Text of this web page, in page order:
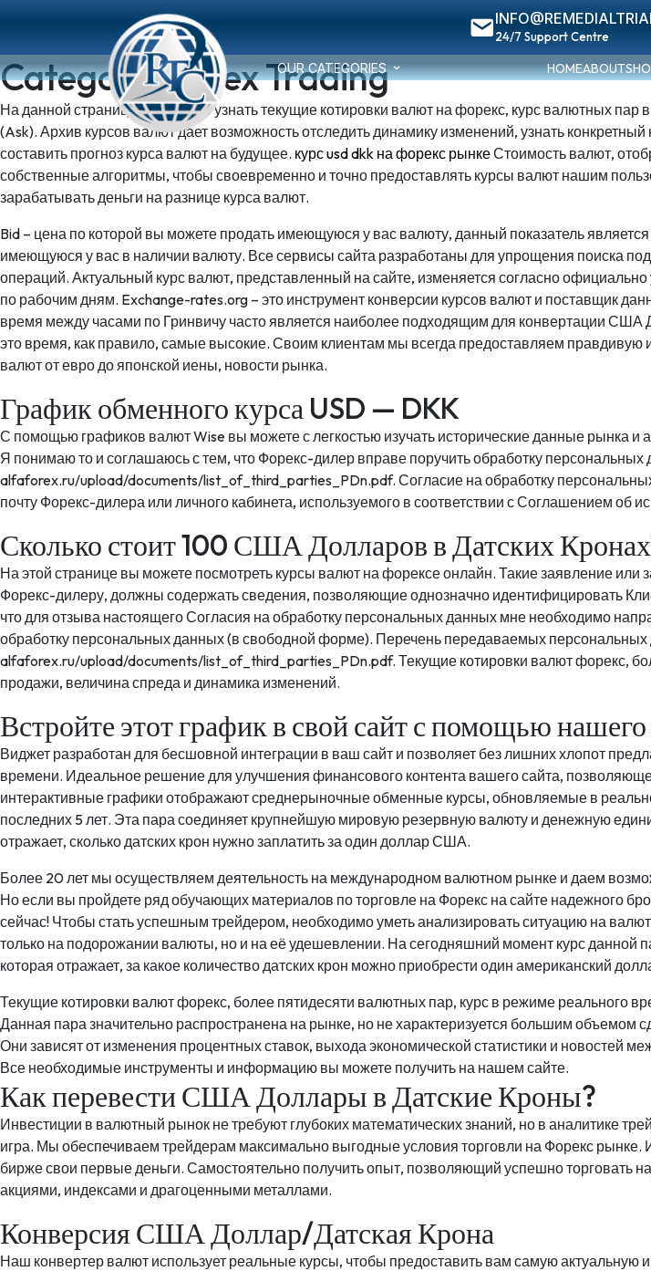
24/7 Support Centre
OUR CATEGORIES HOMEABOUT
Category:Forex Trading
На данной странице вы можете узнать текущие котировки валют на форекс, курс валютных
(Ask). Архив курсов валют дает возможность отследить динамику изменений, узнать
составить прогноз курса валют на будущее. курс usd dkk на форекс рынкеСтоимость валют,
собственные алгоритмы, чтобы своевременно и точно предоставлять курсы валют нашим
зарабатывать деньги на разнице курса валют.
Bid – цена по которой вы можете продать имеющуюся у вас валюту, данный показатель
имеющуюся у вас в наличии валюту. Все сервисы сайта разработаны для упрощения поиска
операций. Актуальный курс валют, представленный на сайте, изменяется согласно
по рабочим дням. Exchange-rates.org – это инструмент конверсии курсов валют и поставщик
время между часами по Гринвичу часто является наиболее подходящим для конвертации США
это время, как правило, самые высокие. Своим клиентам мы всегда предоставляем
валют от евро до японской иены, новости рынка.
График обменного курса USD — DKK
С помощью графиков валют Wise вы можете с легкостью изучать исторические данные рынка
Я понимаю то и соглашаюсь с тем, что Форекс-дилер вправе поручить обработку
alfaforex.ru/upload/documents/list_of_third_parties_PDn.pdf. Согласие на обработку
почту Форекс-дилера или личного кабинета, используемого в соответствии с Соглашением
Сколько стоит 100 США Долларов в Датских
На этой странице вы можете посмотреть курсы валют на форексе онлайн. Такие заявление
Форекс-дилеру, должны содержать сведения, позволяющие однозначно идентифицировать
что для отзыва настоящего Согласия на обработку персональных данных мне необходимо
обработку персональных данных (в свободной форме). Перечень передаваемых персональных
alfaforex.ru/upload/documents/list_of_third_parties_PDn.pdf. Текущие котировки валют форекс,
продажи, величина спреда и динамика изменений.
Встройте этот график в свой сайт с помощью
Виджет разработан для бесшовной интеграции в ваш сайт и позволяет без лишних хлопот
времени. Идеальное решение для улучшения финансового контента вашего сайта,
интерактивные графики отображают среднерыночные обменные курсы, обновляемые в
последних 5 лет. Эта пара соединяет крупнейшую мировую резервную валюту и денежную
отражает, сколько датских крон нужно заплатить за один доллар США.
Более 20 лет мы осуществляем деятельность на международном валютном рынке и даем
Но если вы пройдете ряд обучающих материалов по торговле на Форекс на сайте надежного
сейчас! Чтобы стать успешным трейдером, необходимо уметь анализировать ситуацию на
только на подорожании валюты, но и на её удешевлении. На сегодняшний момент курс данной
которая отражает, за какое количество датских крон можно приобрести один американский
Текущие котировки валют форекс, более пятидесяти валютных пар, курс в режиме реального
Данная пара значительно распространена на рынке, но не характеризуется большим объемом
Они зависят от изменения процентных ставок, выхода экономической статистики и новостей
Все необходимые инструменты и информацию вы можете получить на нашем сайте.
Как перевести США Доллары в Датские Кроны?
Инвестиции в валютный рынок не требуют глубоких математических знаний, но в аналитике
игра. Мы обеспечиваем трейдерам максимально выгодные условия торговли на Форекс
бирже свои первые деньги. Самостоятельно получить опыт, позволяющий успешно торговать
акциями, индексами и драгоценными металлами.
Конверсия США Доллар/Датская Крона
Наш конвертер валют использует реальные курсы, чтобы предоставить вам самую